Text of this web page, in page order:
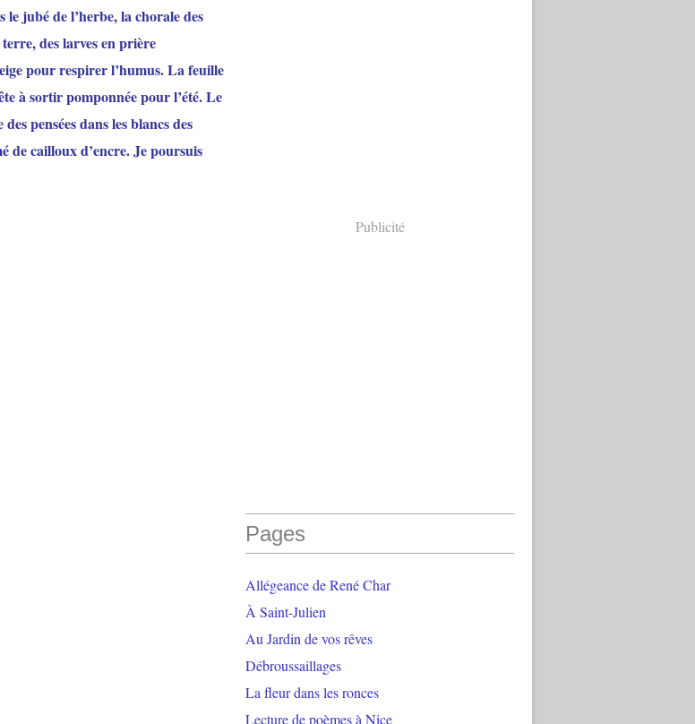
jubé de l’herbe, la chorale des
des larves en prière
pour respirer l’humus. La feuille
à sortir pomponnée pour l’été. Le
pensées dans les blancs des
de cailloux d’encre. Je poursuis
Publicité
Pages
Allégeance de René Char
À Saint-Julien
Au Jardin de vos rêves
Débroussaillages
La fleur dans les ronces
Lecture de poèmes à Nice